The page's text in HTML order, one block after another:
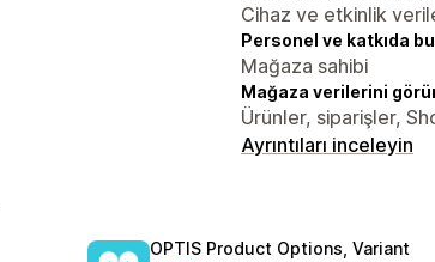
Cihaz ve etkinlik
Personel ve katkıda
Mağaza sahibi
Mağaza verilerini
Ürünler, siparişler,
Ayrıntıları inceleyin
OPTIS Product Options, Variant